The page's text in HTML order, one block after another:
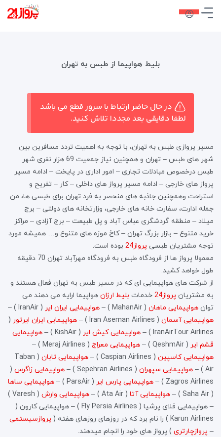
بلیط هواپیما از طبس به تهران
در حال حاضر ارتباط با سرور قطع می باشد
لطفا دقایقی بعد مجددا تلاش کنید.
مسیر پروازی طبس به تهران، با توجه به اهمیت تردد مسافرین بین
شهر های طبس – تهران و همچنین نیاز جمعیت 69 هزار نفری شهر
طبس درخصوص مبادلات تجاری – امور اداری در پایخت – ادامه مسیر
پرواز های خارجی – ادامه مسیر پرواز های داخلی – کار – تفریح و
استراحت وهمچنین جاذبه های منحصر به فرد تهران برای طبسی ها، من
جمله ادارت، سفارت خانه های خارجی، وزارتخانه های دولتی – برج
میلاد – منطقه گردشگری عباس آباد و پل طبیعت – برج آزادی – مراکز
خرید متنوع – بازار بزرگ تهران – کاخ موزه های متنوع و… همیشه مورد
توجه مشتریان طبسی پرواز24
بوده است.
معمولا پرواز ها از فرودگاه طبس به فرودگاه مهرآباد تهران 70 دقیقه
طول خواهد کشید.
از شرکت های هواپیمایی ای که در مسیر طبس به تهران فعال هستند و
به مشتریان پرواز24 خدمات بلیط ارزان هواپیما ارایه می دهند می
توان هواپیمایی ماهان ( MahanAir ) – هواپیمایی ایران ایر ( IranAir ) –
هواپیمایی آسمان ( Iran Aseman Airlines ) – هواپیمایی ایران ایرتور (
IranAirTour Airlines ) –
هواپیمایی کیش ایر ( KishAir ) –
هواپیمایی
قشم ایر ( QeshmAir ) – هواپیمایی معراج ( Meraj Airlines ) –
هواپیمایی کاسپین ( Caspian Airlines ) – هواپیمایی تابان
( Taban
Air ) –
هواپیمایی سپهران ( Sepehran Airlines ) – هواپیمایی زاگرس (
Zagros Airlines ) –
هواپیمایی پارس ایر ( ParsAir ) –
هواپیمایی ساها
( Saha Air ) –
هواپیمایی آتا ( Ata Air ) – هواپیمایی وارش
( Varesh )
– هواپیمایی فلای پرشیا ( Fly Persia Airlines ) – هواپیمایی کارون (
Karun Airlines ) را نام برد که در روزهای روزهای هفته (
پروازسیستمی
– پروازچارتری ) پرواز های خود را انجام میدهند.